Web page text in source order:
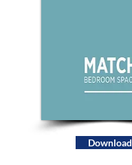
Download